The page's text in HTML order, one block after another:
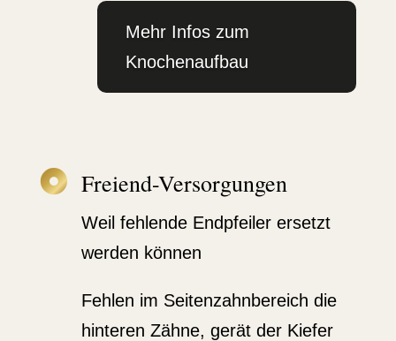
Mehr Infos zum
Knochen­aufbau
 Freiend-Versor­gungen
Weil fehlende Endpfeiler ersetzt
werden können
Fehlen im Seiten­zahn­be­reich die
hinteren Zähne, gerät der Kiefer